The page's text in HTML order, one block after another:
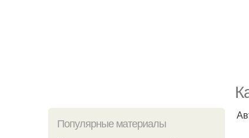
Популярные материалы